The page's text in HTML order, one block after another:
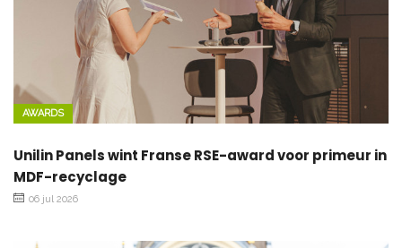
AWARDS
Unilin Panels wint Franse RSE-award voor primeur in
MDF-recyclage
06 jul 2026